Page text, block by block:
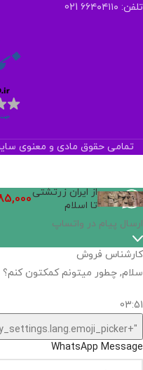
تلفن: ۶۶۴۰۴۱۱۰ 021
تمامی حقوق مادی و معنوی
از ایران زرتشتی
تا اسلام
ارسال پیام در واتساپ
کارشناس فروش
سلام, چطور میتونم کمکتون کنم؟
03:51
"+chaty_settings.lang.emoji_picker+"
WhatsApp Message